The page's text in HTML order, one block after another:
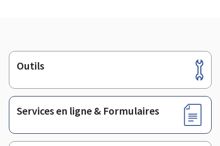
Pied
de
page
Outils
Services en ligne & Formulaires